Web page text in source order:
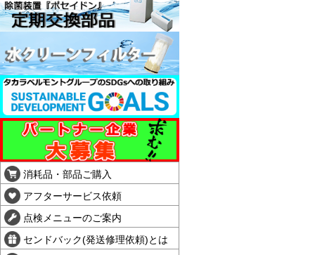
消耗品・部品ご購入
アフターサービス依頼
点検メニューのご案内
センドバック(発送修理依頼)とは